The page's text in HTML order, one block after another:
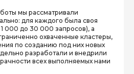
мы рассматривали
для каждого была своя
1 000 до 30 000 запросов), а
охваченные кластеры,
по созданию под них новых
разработали и внедрили
всех выполняемых нами